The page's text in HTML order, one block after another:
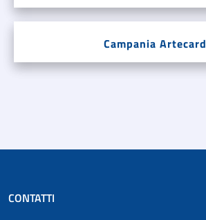
Campania Artecard
CONTATTI